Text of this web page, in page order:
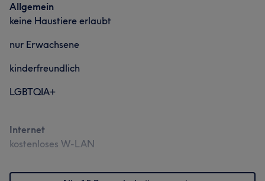
Allgemein
keine Haustiere erlaubt
nur Erwachsene
kinderfreundlich
LGBTQIA+
Internet
kostenloses W-LAN